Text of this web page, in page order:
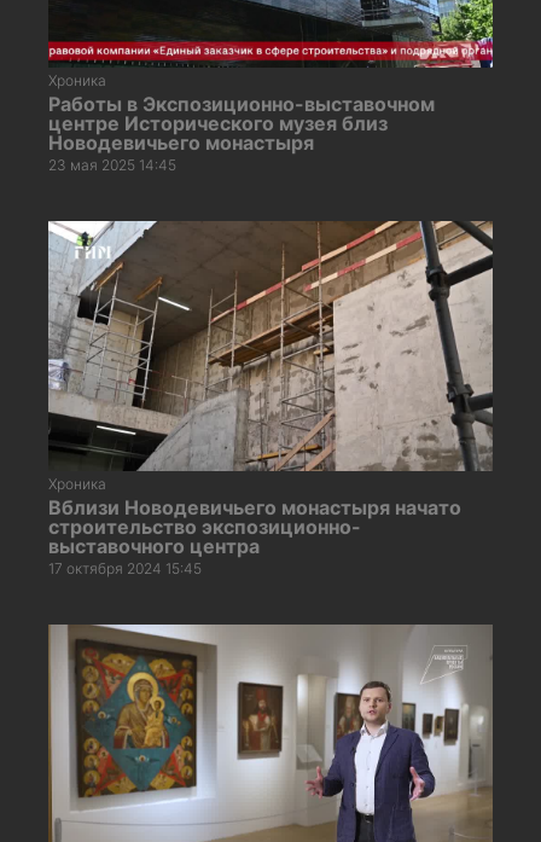
Хроника
Работы в Экспозиционно-выставочном
центре Исторического музея близ
Новодевичьего монастыря
23 мая 2025 14:45
Хроника
Вблизи Новодевичьего монастыря начато
строительство экспозиционно-
выставочного центра
17 октября 2024 15:45